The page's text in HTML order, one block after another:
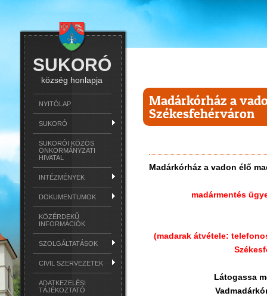
SUKORÓ
község honlapja
NYITÓLAP
SUKORÓ
SUKORÓI KÖZÖS
ÖNKORMÁNYZATI
HIVATAL
INTÉZMÉNYEK
DOKUMENTUMOK
KÖZÉRDEKŰ
INFORMÁCIÓK
SZOLGÁLTATÁSOK
CIVIL SZERVEZETEK
ADATKEZELÉSI
TÁJÉKOZTATÓ
Madárkórház a
Székesfehérváron
Madárkórház a vadon élő
madármentés
(madarak átvétele:
Látogassa